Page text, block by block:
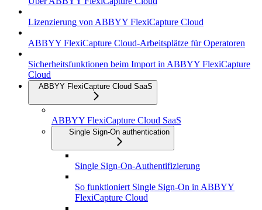
Lizenzierung von ABBYY FlexiCapture Cloud
ABBYY FlexiCapture Cloud-Arbeitsplätze für Operatoren
Sicherheitsfunktionen beim Import in ABBYY FlexiCapture
Cloud
ABBYY FlexiCapture Cloud SaaS
ABBYY FlexiCapture Cloud SaaS
Single Sign-On authentication
Single Sign-On-Authentifizierung
So funktioniert Single Sign-On in ABBYY
FlexiCapture Cloud